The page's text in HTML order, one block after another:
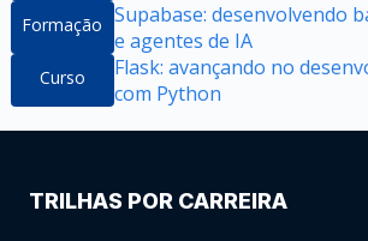
Formação Supabase: desenvolvendo
e agentes de IA
Curso
Flask: avançando no
com Python
TRILHAS POR CARREIRA